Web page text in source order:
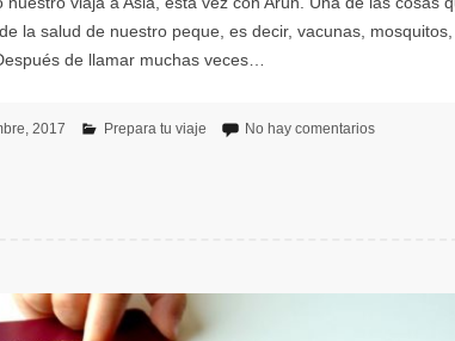
2017 Prepara tu viaje No hay comentarios